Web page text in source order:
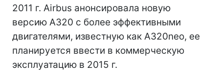
2011 г. Airbus анонсировала новую
версию A320 с более эффективными
двигателями, известную как A320neo, ее
планируется ввести в коммерческую
эксплуатацию в 2015 г.